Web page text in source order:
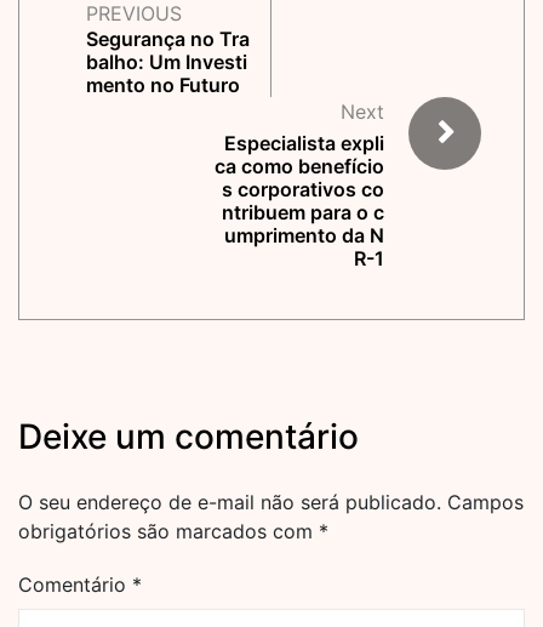
PREVIOUS
Segurança no Tra
balho: Um Investi
mento no Futuro
Next
Especialista expli
ca como benefício
s corporativos co
ntribuem para o c
umprimento da N
R-1
Deixe um comentário
O seu endereço de e-mail não será publicado. Campos
obrigatórios são marcados com *
Comentário *